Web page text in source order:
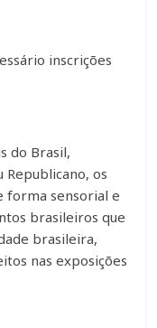
inscrições
do Brasil,
os
forma sensorial e
brasileiros que
brasileira,
nas exposições